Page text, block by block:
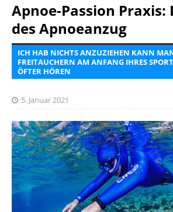
Apnoe-Passion Praxis:
des Apnoeanzug
ICH HAB NICHTS ANZUZIEHEN KANN
FREITAUCHERN AM ANFANG IHRES
ÖFTER HÖREN
5. Januar 2021